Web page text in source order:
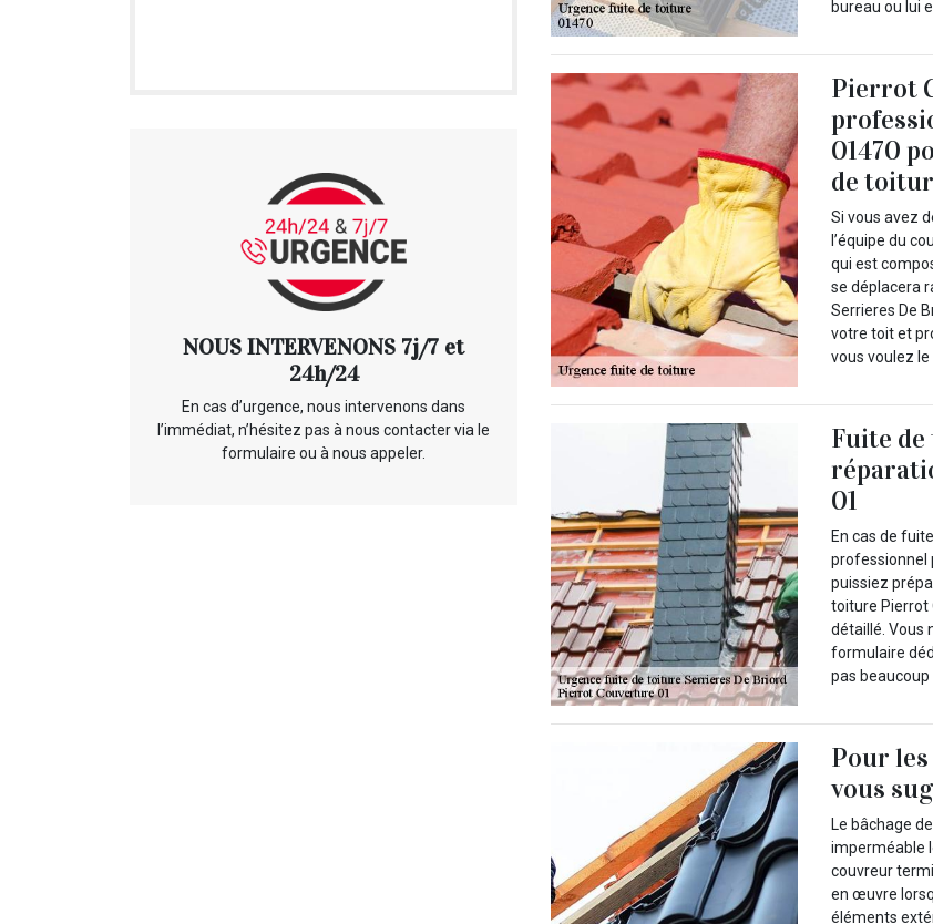
NOUS INTERVENONS 7j/7 et
24h/24
En cas d’urgence, nous intervenons dans
l’immédiat, n’hésitez pas à nous contacter via le
formulaire ou à nous appeler.
bureau ou lui
Pierrot
01470
de
Si vous avez
l’équipe du
qui est
se déplacera
Serrieres De
votre toit et
vous voulez
Fuite
01
En cas de
professionnel
puissiez
toiture Pierrot
détaillé. Vous
formulaire
pas
Pour
vous
Le bâchage
imperméable
couvreur
en œuvre
éléments